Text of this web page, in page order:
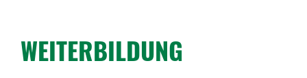
WEITER­BIL­DUNG